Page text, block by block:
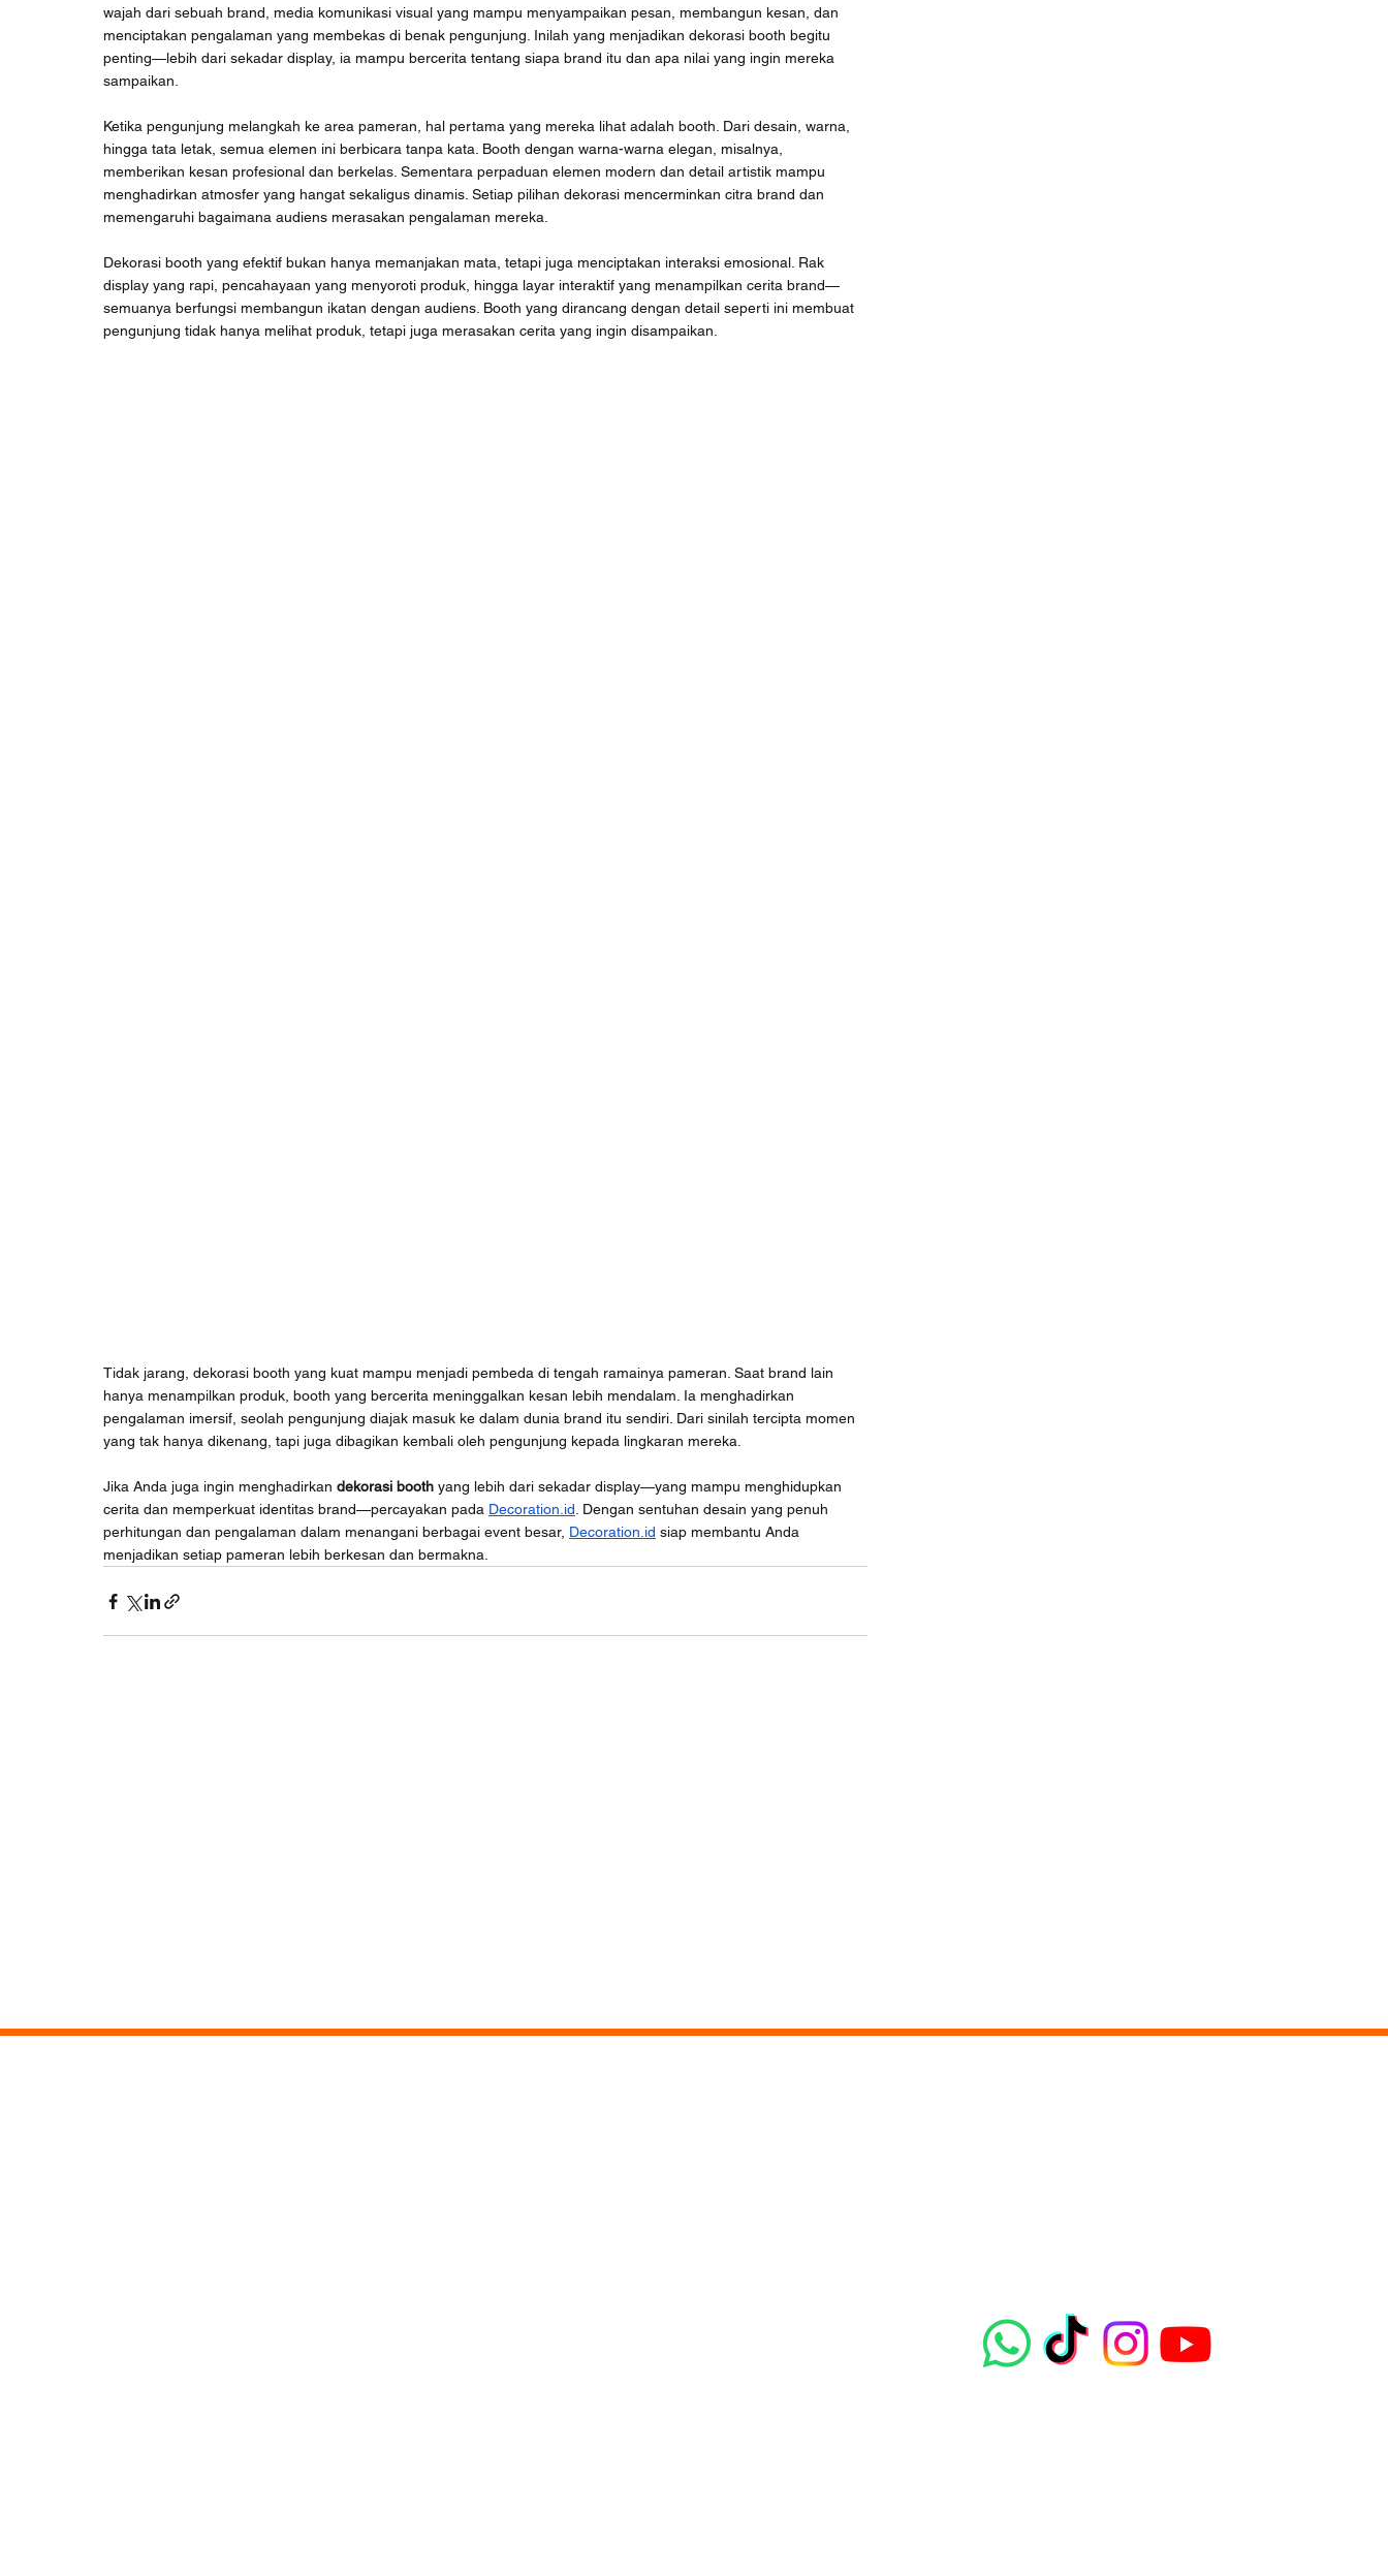
wajah dari sebuah brand, media komunikasi visual yang mampu menyampaikan pesan, membangun kesan, dan
menciptakan pengalaman yang membekas di benak pengunjung. Inilah yang menjadikan dekorasi booth begitu
penting—lebih dari sekadar display, ia mampu bercerita tentang siapa brand itu dan apa nilai yang ingin mereka
sampaikan.
Ketika pengunjung melangkah ke area pameran, hal pertama yang mereka lihat adalah booth. Dari desain, warna,
hingga tata letak, semua elemen ini berbicara tanpa kata. Booth dengan warna-warna elegan, misalnya,
memberikan kesan profesional dan berkelas. Sementara perpaduan elemen modern dan detail artistik mampu
menghadirkan atmosfer yang hangat sekaligus dinamis. Setiap pilihan dekorasi mencerminkan citra brand dan
memengaruhi bagaimana audiens merasakan pengalaman mereka.
Dekorasi booth yang efektif bukan hanya memanjakan mata, tetapi juga menciptakan interaksi emosional. Rak
display yang rapi, pencahayaan yang menyoroti produk, hingga layar interaktif yang menampilkan cerita brand—
semuanya berfungsi membangun ikatan dengan audiens. Booth yang dirancang dengan detail seperti ini membuat
pengunjung tidak hanya melihat produk, tetapi juga merasakan cerita yang ingin disampaikan.
Tidak jarang, dekorasi booth yang kuat mampu menjadi pembeda di tengah ramainya pameran. Saat brand lain
hanya menampilkan produk, booth yang bercerita meninggalkan kesan lebih mendalam. Ia menghadirkan
pengalaman imersif, seolah pengunjung diajak masuk ke dalam dunia brand itu sendiri. Dari sinilah tercipta momen
yang tak hanya dikenang, tapi juga dibagikan kembali oleh pengunjung kepada lingkaran mereka.
Jika Anda juga ingin menghadirkan dekorasi booth yang lebih dari sekadar display—yang mampu menghidupkan
cerita dan memperkuat identitas brand—percayakan pada Decoration.id . Dengan sentuhan desain yang penuh
perhitungan dan pengalaman dalam menangani berbagai event besar, Decoration.id siap membantu Anda
menjadikan setiap pameran lebih berkesan dan bermakna.